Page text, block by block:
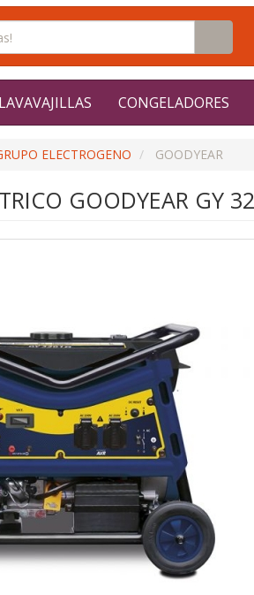
LAVAVAJILLAS CONGELADORES
ELECTROGENO GOODYEAR
GOODYEAR GY